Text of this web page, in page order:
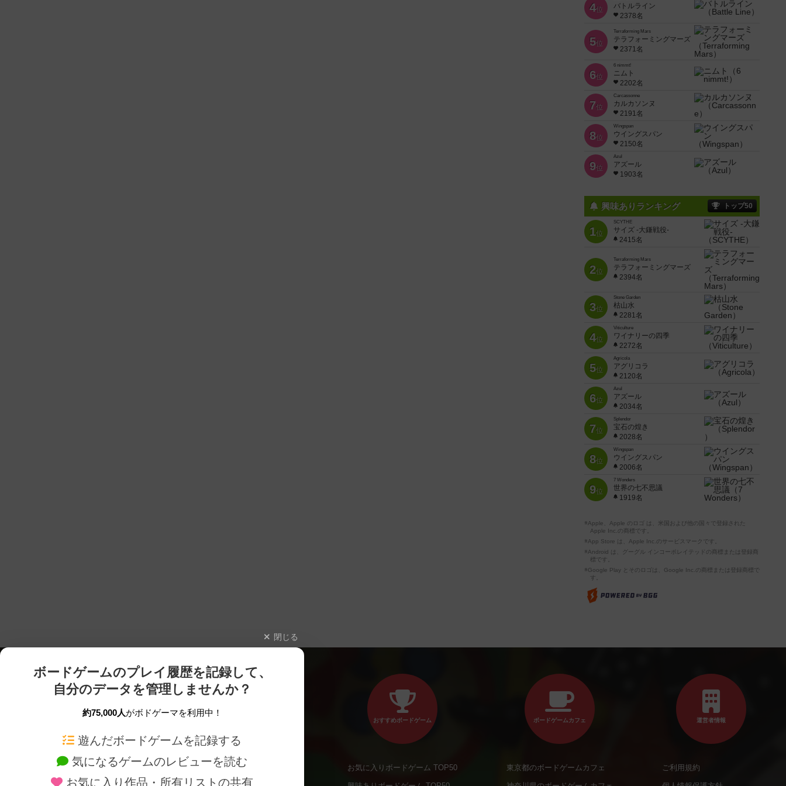
4位
バトルライン
2378名
5位
Terraforming Mars
テラフォーミングマーズ
2371名
6位
6 nimmt!
ニムト
2202名
7位
Carcassonne
カルカソンヌ
2191名
8位
Wingspan
ウイングスパン
2150名
9位
Azul
アズール
1903名
興味ありランキング トップ50
1位
SCYTHE
サイズ -大鎌戦役-
2415名
2位
Terraforming Mars
テラフォーミングマーズ
2394名
3位
Stone Garden
枯山水
2281名
4位
Viticulture
ワイナリーの四季
2272名
5位
Agricola
アグリコラ
2120名
6位
Azul
アズール
2034名
7位
Splendor
宝石の煌き
2028名
8位
Wingspan
ウイングスパン
2006名
9位
7 Wonders
世界の七不思議
1919名
※Apple、Apple のロゴ は、米国および他の国々で登録された
Apple Inc.の商標です。
※App Store は、Apple Inc.のサービスマークです。
※Android は、グーグル インコーポレイテッドの商標または登録商
標です。
※Google Play とそのロゴは、Google Inc.の商標または登録商標で
す。
閉じる
ボードゲームのプレイ履歴を記録して、
自分のデータを管理しませんか？
約75,000人がボドゲーマを利用中！
遊んだボードゲームを記録する
気になるゲームのレビューを読む
お気に入り作品・所有リストの共有
ボードゲームを検索する 新作・再入荷情報
おすすめボードゲーム
お気に入りボードゲーム TOP50
ボードゲームカフェ
東京都のボードゲームカフェ
運営者情報
ご利用規約